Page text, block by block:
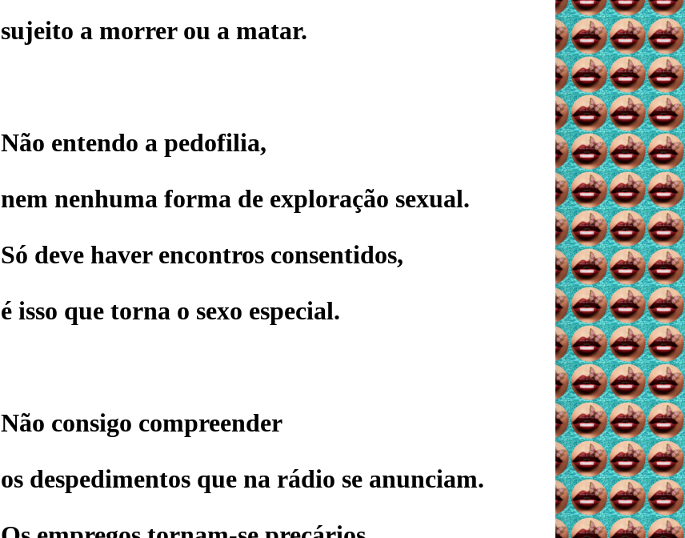
sujeito a morrer ou a matar.
Não entendo a pedofilia,
nem nenhuma forma de exploração sexual.
Só deve haver encontros consentidos,
é isso que torna o sexo especial.
Não consigo compreender
os despedimentos que na rádio se anunciam.